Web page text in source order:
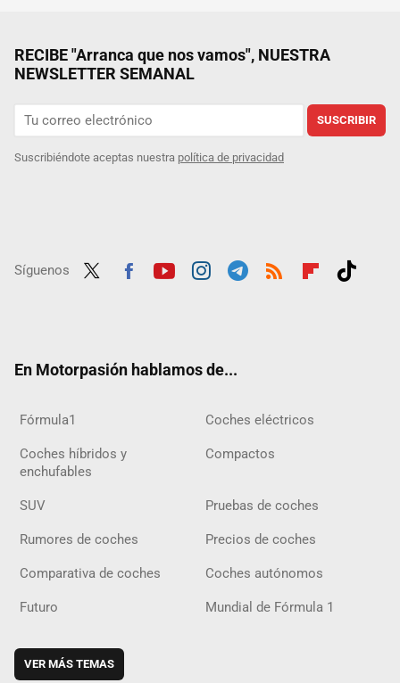
RECIBE "Arranca que nos vamos", NUESTRA
NEWSLETTER SEMANAL
SUSCRIBIR
Suscribiéndote aceptas nuestra política de privacidad
Síguenos
En Motorpasión hablamos de...
Fórmula1 Coches eléctricos
Coches híbridos y
enchufables
Compactos
SUV Pruebas de coches
Rumores de coches Precios de coches
Comparativa de coches Coches autónomos
Futuro Mundial de Fórmula 1
VER MÁS TEMAS